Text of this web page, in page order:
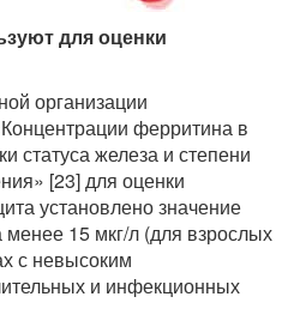
для оценки
организации
ферритина в
статуса железа и степени
[23] для оценки
установлено значение
15 мкг/л (для взрослых
с невысоким
и инфекционных